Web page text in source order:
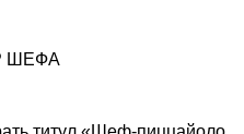
ШЕФА